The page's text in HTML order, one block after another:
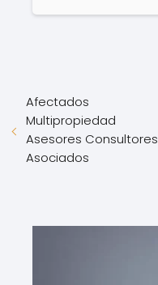
Afectados
Multipropiedad
Asesores Consultores
Asociados